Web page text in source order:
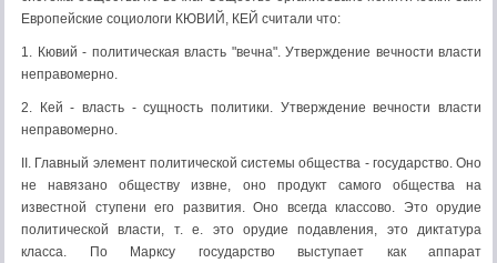
Европейские социологи КЮВИЙ, КЕЙ считали что:
1. Кювий - политическая власть "вечна". Утверждение вечности власти
неправомерно.
2. Кей - власть - сущность политики. Утверждение вечности власти
неправомерно.
II. Главный элемент политической системы общества - государство. Оно
не навязано обществу извне, оно продукт самого общества на
известной ступени его развития. Оно всегда классово. Это орудие
политической власти, т. е. это орудие подавления, это диктатура
класса. По Марксу государство выступает как аппарат